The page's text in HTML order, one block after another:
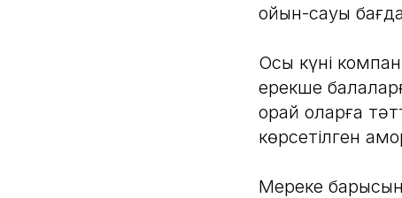
ойын-сауық
Осы күні
ерекше
орай оларға
көрсетілген
Мереке